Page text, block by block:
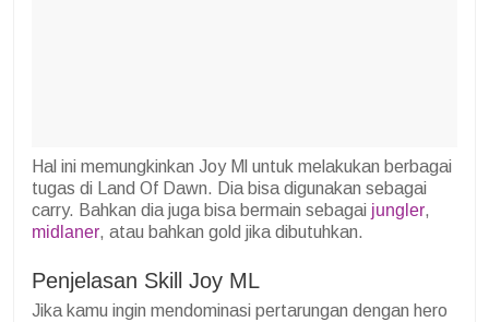
Hal ini memungkinkan Joy Ml untuk melakukan berbagai
tugas di Land Of Dawn. Dia bisa digunakan sebagai
carry. Bahkan dia juga bisa bermain sebagai jungler,
midlaner, atau bahkan gold jika dibutuhkan.
Penjelasan Skill Joy ML
Jika kamu ingin mendominasi pertarungan dengan hero